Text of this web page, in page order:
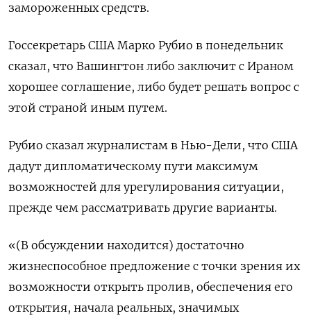
замороженных средств.
Госсекретарь США Марко Рубио в понедельник
сказал, что Вашингтон либо заключит с Ираном
хорошее соглашение, либо будет решать вопрос с
этой страной иным путем.
Рубио сказал журналистам в Нью-Дели, что США
дадут дипломатическому пути максимум
возможностей для урегулирования ситуации,
прежде чем рассматривать другие варианты.
«(В обсуждении находится) ​достаточно
жизнеспособное предложение с точки ⁠зрения их
возможности открыть пролив, обеспечения его
открытия, начала реальных, значимых